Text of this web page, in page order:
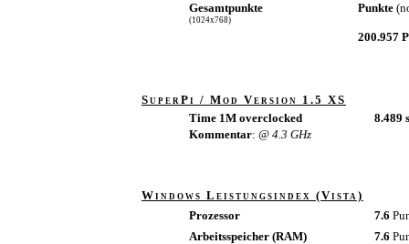
Gesamtpunkte
(1024x768)
Punkte
200.957
SuperPi / Mod Version 1.5 XS
Time 1M overclocked
8.489
Kommentar: @ 4.3 GHz
Windows Leistungsindex (Vista)
Prozessor
7.6
Arbeitsspeicher (RAM)
7.6